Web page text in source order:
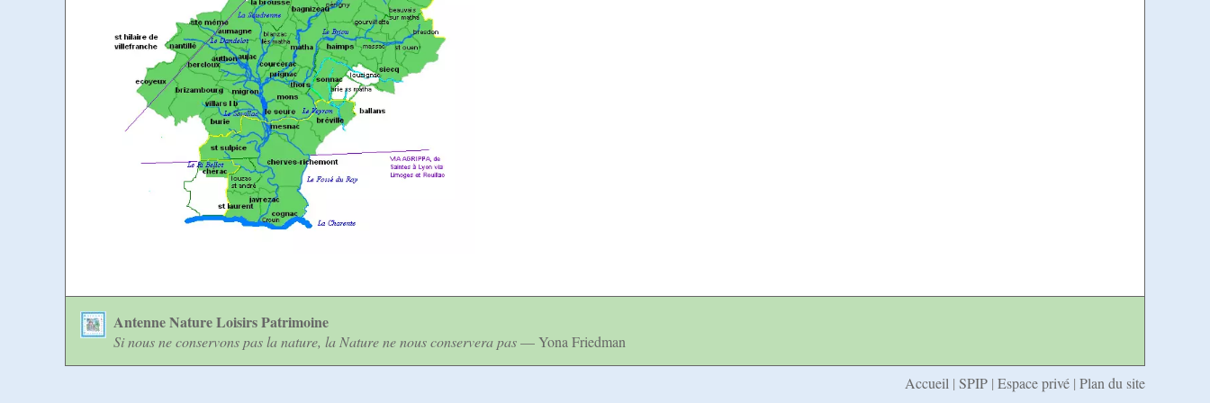
Antenne Nature Loisirs Patrimoine
Si nous ne conservons pas la nature, la Nature ne nous conservera pas— Yona Friedman
Accueil | SPIP | Espace privé | Plan du site